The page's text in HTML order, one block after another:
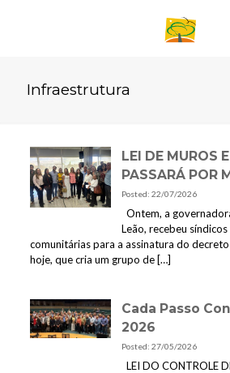
Infraestrutura
LEI DE MUROS
PASSARÁ POR
Posted: 22/07/2026
Ontem, a
Leão, recebeu
comunitárias para a assinatura do
hoje, que cria um grupo de[…]
Cada Passo
2026
Posted: 27/05/2026
LEI DO CONTROLE